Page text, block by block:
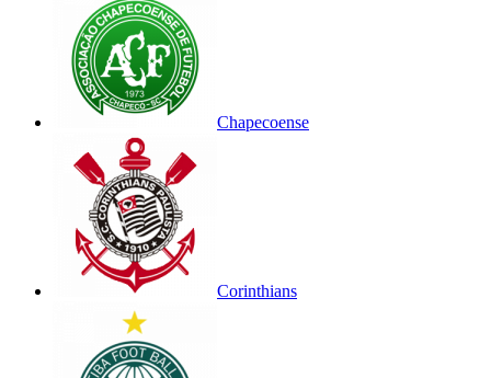
Chapecoense
Corinthians